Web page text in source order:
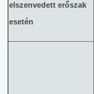
elszenvedett erőszak
esetén